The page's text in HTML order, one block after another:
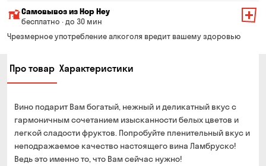
Минимальная сумма всего заказа — 200 грн
Стоимость доставки зависит от суммы всего заказа:
От 200 до 299 грн 139 грн
От 400 до 699 грн
От 700 грн
Срок доставки — до 90 минут
*на время доставки могут влиять воздушные тревоги
Оплата:
наличными курьеру
Самовывоз из Hop Hey
бесплатно · до 30 мин
Минимальная сумма всего заказа — 250 грн
Можете без очереди забрать из магазина в удобное
для Вас время
наличными в магазине
банковской картой на сайте и в магазине
Чрезмерное употребление алкоголя вредит вашему здоровью
Про товар Характеристики
Вино подарит Вам богатый, нежный и деликатный вкус с
гармоничным сочетанием изысканности белых цветов и
легкой сладости фруктов. Попробуйте пленительный вкус и
неподражаемое качество настоящего вина Ламбруско!
Ведь это именно то, что Вам сейчас нужно!